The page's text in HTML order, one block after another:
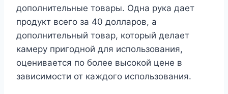
дополнительные товары. Одна рука дает
продукт всего за 40 долларов, а
дополнительный товар, который делает
камеру пригодной для использования,
оценивается по более высокой цене в
зависимости от каждого использования.